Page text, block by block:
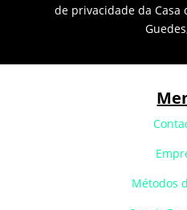
de privacidade da Casa
Métodos